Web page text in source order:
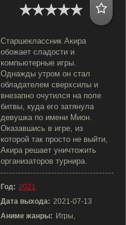
Старшеклассник Акира
обожает сладости и
компьютерные игры.
Однажды утром он стал
обладателем сверхсилы и
внезапно очутился на поле
битвы, куда его затянула
девушка по имени Мион.
Оказавшись в игре, из
которой так просто не выйти,
Акира решает уничтожить
организаторов турнира.
Год: 2021
Дата выхода: 2021-07-13
Аниме жанры: Игры,